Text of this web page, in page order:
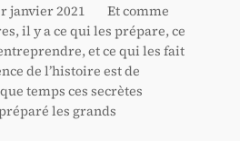
janvier 2021 Et comme
il y a ce qui les prépare, ce
et ce qui les fait
de l’histoire est de
temps ces secrètes
les grands